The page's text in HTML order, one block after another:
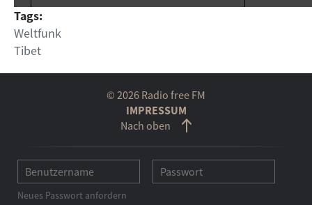
Tags:
Weltfunk
Tibet
© 2026 Radio free FM
IMPRESSUM
Nach oben
Neues Passwort anfordern